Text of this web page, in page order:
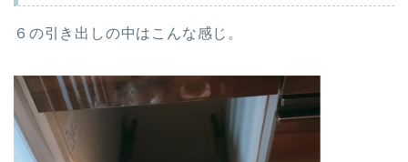
６の引き出しの中はこんな感じ。